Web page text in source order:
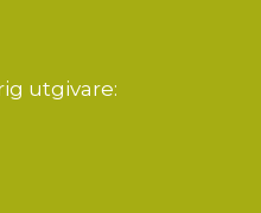
utgivare: